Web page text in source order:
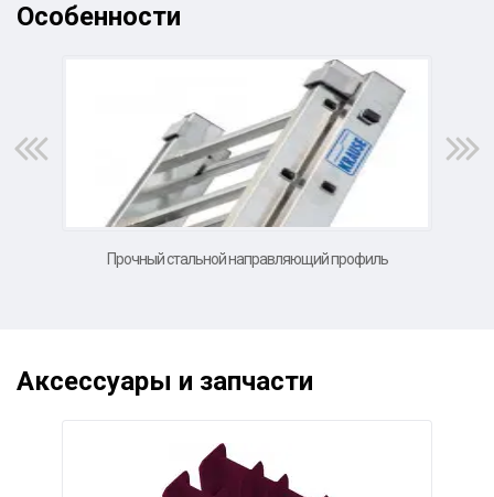
Особенности
Прочный стальной направляющий профиль
Аксессуары и запчасти